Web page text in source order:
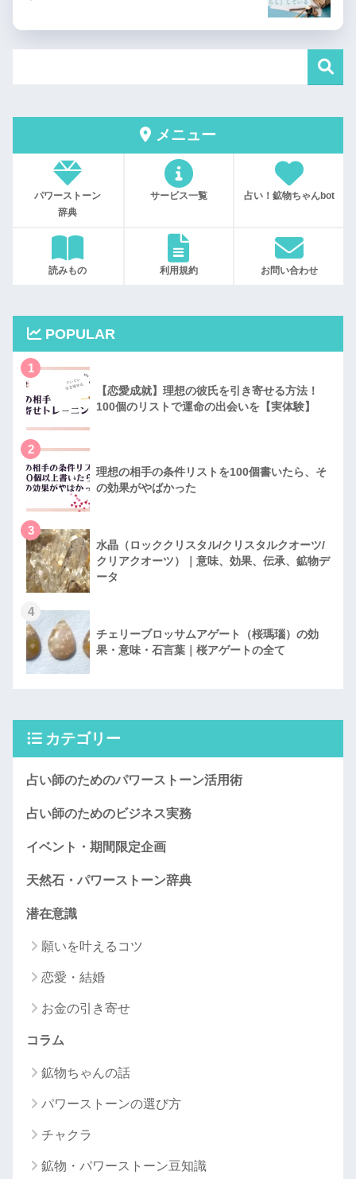
メニュー
パワーストーン
辞典
サービス一覧 占い！鉱物ちゃんbot
読みもの 利用規約 お問い合わせ
POPULAR
1
【恋愛成就】理想の彼氏を引き寄せる方法！
100個のリストで運命の出会いを【実体験】
2
理想の相手の条件リストを100個書いたら、そ
の効果がやばかった
3
水晶（ロッククリスタル/クリスタルクオーツ/
クリアクオーツ）｜意味、効果、伝承、鉱物デ
ータ
4
チェリーブロッサムアゲート（桜瑪瑙）の効
果・意味・石言葉｜桜アゲートの全て
カテゴリー
占い師のためのパワーストーン活用術
占い師のためのビジネス実務
イベント・期間限定企画
天然石・パワーストーン辞典
潜在意識
願いを叶えるコツ
恋愛・結婚
お金の引き寄せ
コラム
鉱物ちゃんの話
パワーストーンの選び方
チャクラ
鉱物・パワーストーン豆知識